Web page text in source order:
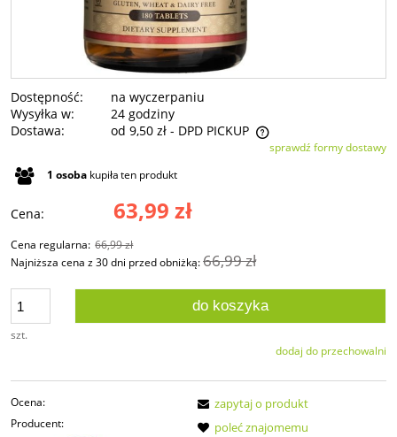
Dostępność:
na wyczerpaniu
Wysyłka w:
24 godziny
Dostawa:
od 9,50 zł - DPD PICKUP
Cena nie zawiera ewentualnych kosztów płatnościsprawdź formy dostawy
1 osoba kupiłaten produkt
Cena: 63,99 zł
Cena regularna: 66,99 zł
Najniższa cena z 30 dni przed obniżką:66,99 zł
szt.
do koszyka
dodaj do przechowalni
Ocena:
Producent:
zapytaj o produkt
poleć znajomemu